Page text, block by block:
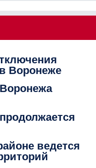
Воронеже
ведется